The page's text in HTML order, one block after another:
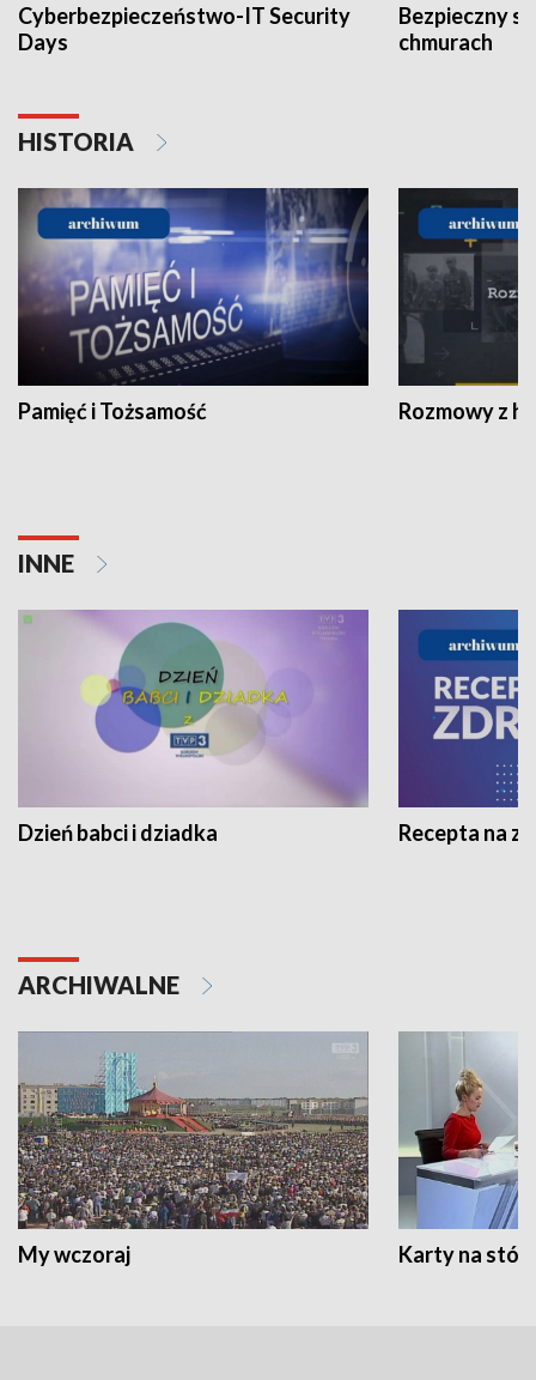
Cyberbezpieczeństwo-IT Security
Days
Bezpieczny
chmurach
HISTORIA
Pamięć i Tożsamość Rozmowy z
INNE
Dzień babci i dziadka Recepta na
ARCHIWALNE
My wczoraj Karty na